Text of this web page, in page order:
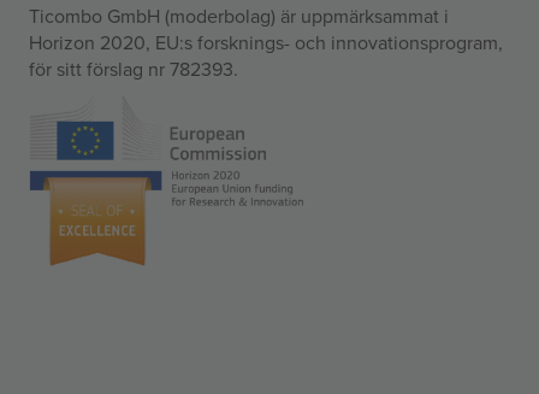
Ticombo GmbH (moderbolag) är uppmärksammat i
Horizon 2020, EU:s forsknings- och innovationsprogram,
för sitt förslag nr 782393.